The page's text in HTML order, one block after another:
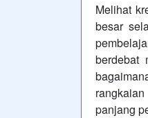
Melihat
besar
berdebat
panjang